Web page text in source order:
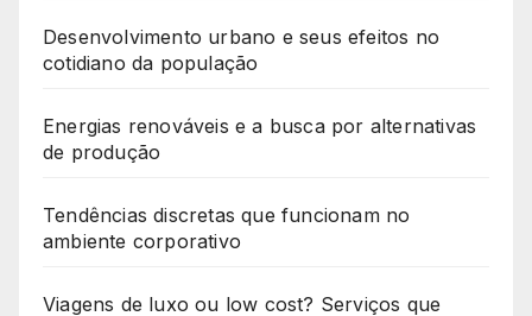
Desenvolvimento urbano e seus efeitos no
cotidiano da população
Energias renováveis e a busca por alternativas
de produção
Tendências discretas que funcionam no
ambiente corporativo
Viagens de luxo ou low cost? Serviços que